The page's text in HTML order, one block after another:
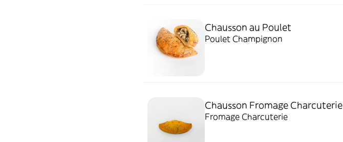
Chausson au Poulet
Poulet Champignon
Chausson Fromage Charcuterie
Fromage Charcuterie